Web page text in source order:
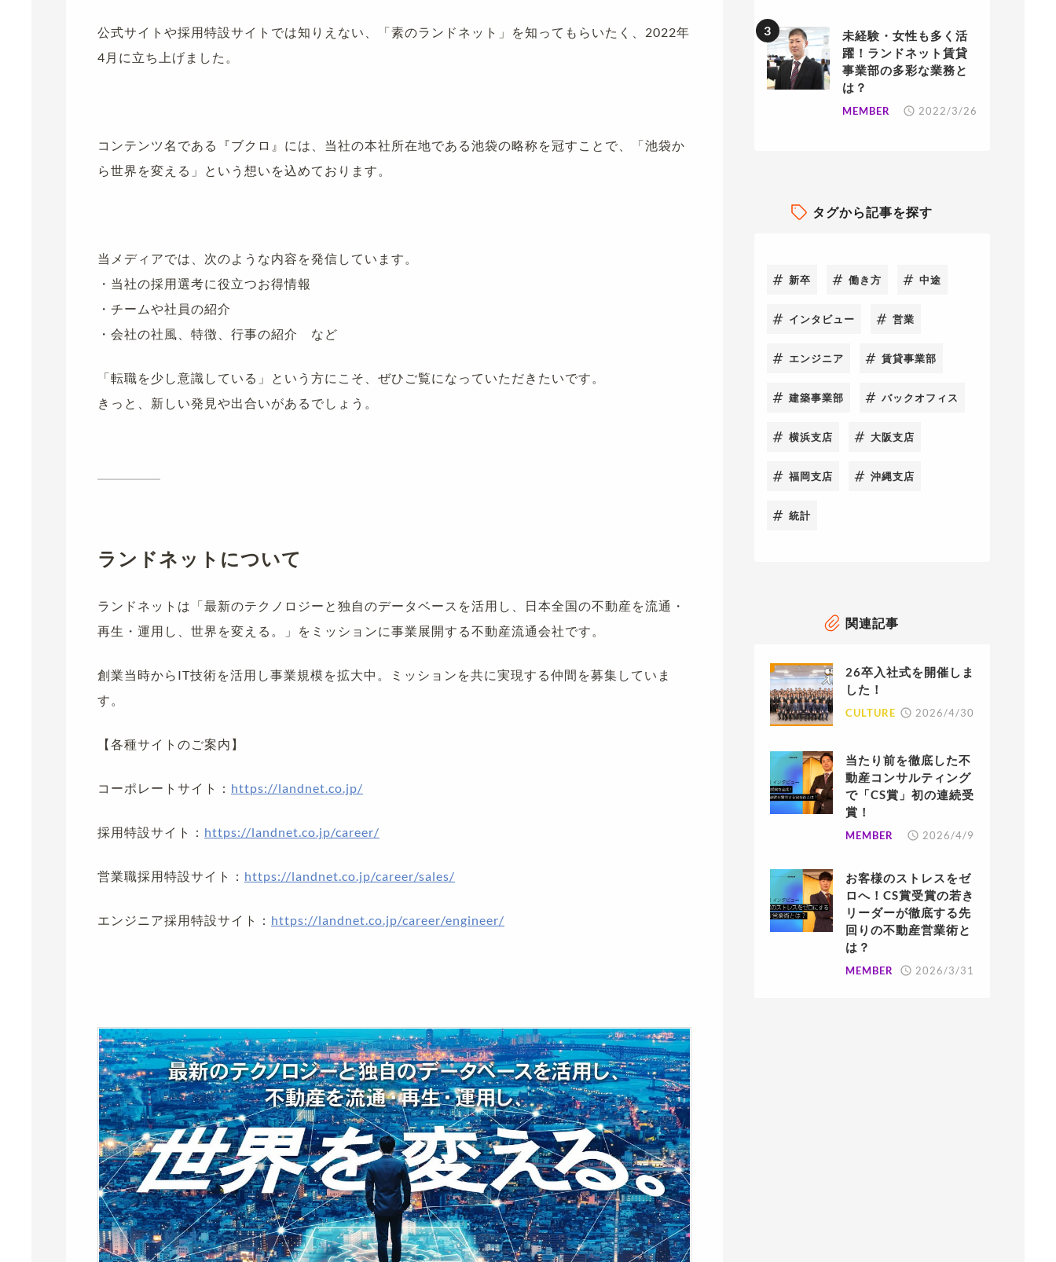
公式サイトや採用特設サイトでは知りえない、「素のランドネット」を知ってもらいたく、2022年
4月に立ち上げました。
コンテンツ名である『ブクロ』には、当社の本社所在地である池袋の略称を冠すことで、「池袋か
ら世界を変える」という想いを込めております。
当メディアでは、次のような内容を発信しています。
・当社の採用選考に役立つお得情報
・チームや社員の紹介
・会社の社風、特徴、行事の紹介 など
「転職を少し意識している」という方にこそ、ぜひご覧になっていただきたいです。
きっと、新しい発見や出合いがあるでしょう。
ランドネットについて
ランドネットは「最新のテクノロジーと独自のデータベースを活用し、日本全国の不動産を流通・
再生・運用し、世界を変える。」をミッションに事業展開する不動産流通会社です。
創業当時からIT技術を活用し事業規模を拡大中。ミッションを共に実現する仲間を募集していま
す。
【各種サイトのご案内】
コーポレートサイト： https://landnet.co.jp/
採用特設サイト： https://landnet.co.jp/career/
営業職採用特設サイト： https://landnet.co.jp/career/sales/
エンジニア採用特設サイト： https://landnet.co.jp/career/engineer/
未経験・女性も多く活
躍！ランドネット賃貸
事業部の多彩な業務と
は？
MEMBER 2022/3/26
タグから記事を探す
新卒 働き方 中途
インタビュー 営業
エンジニア 賃貸事業部
建築事業部 バックオフィス
横浜支店 大阪支店
福岡支店 沖縄支店
統計
関連記事
26卒入社式を開催しま
した！
CULTURE 2026/4/30
当たり前を徹底した不
動産コンサルティング
で「CS賞」初の連続受
賞！
MEMBER 2026/4/9
お客様のストレスをゼ
ロへ！CS賞受賞の若き
リーダーが徹底する先
回りの不動産営業術と
は？
MEMBER 2026/3/31